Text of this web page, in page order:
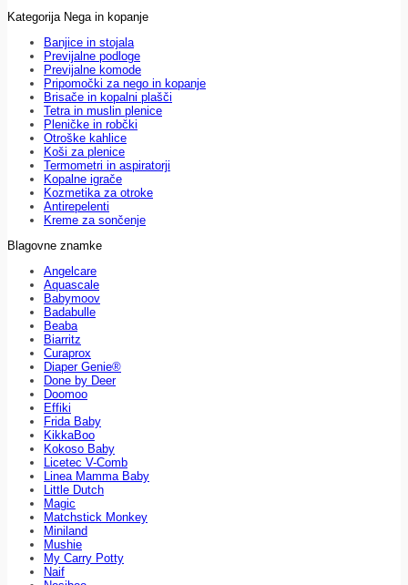
Kategorija Nega in kopanje
Banjice in stojala
Previjalne podloge
Previjalne komode
Pripomočki za nego in kopanje
Brisače in kopalni plašči
Tetra in muslin plenice
Pleničke in robčki
Otroške kahlice
Koši za plenice
Termometri in aspiratorji
Kopalne igrače
Kozmetika za otroke
Antirepelenti
Kreme za sončenje
Blagovne znamke
Angelcare
Aquascale
Babymoov
Badabulle
Beaba
Biarritz
Curaprox
Diaper Genie®
Done by Deer
Doomoo
Effiki
Frida Baby
KikkaBoo
Kokoso Baby
Licetec V-Comb
Linea Mamma Baby
Little Dutch
Magic
Matchstick Monkey
Miniland
Mushie
My Carry Potty
Naif